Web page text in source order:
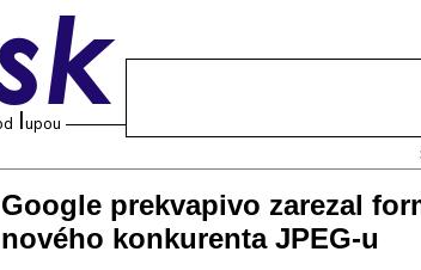
Google prekvapivo zarezal
nového konkurenta JPEG-u